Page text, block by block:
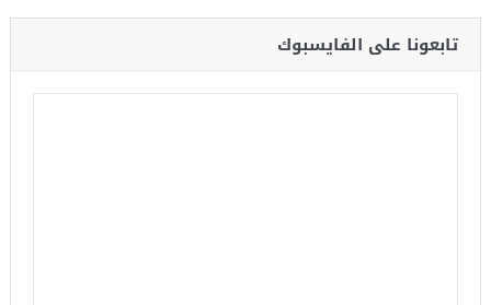
تابعونا على الفايسبوك